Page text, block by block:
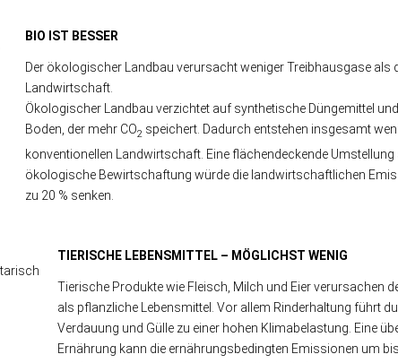
BIO IST BESSER
Der ökologischer Landbau verursacht weniger Treibhausgase als
Landwirtschaft.
Ökologischer Landbau verzichtet auf synthetische Düngemittel
Boden, der mehr CO2 speichert. Dadurch entstehen insgesamt
konventionellen Landwirtschaft. Eine flächendeckende
ökologische Bewirtschaftung würde die landwirtschaftlichen
zu 20 % senken.
TIERISCHE LEBENSMITTEL – MÖGLICHST WENIG
Tierische Produkte wie Fleisch, Milch und Eier verursachen
als pflanzliche Lebensmittel. Vor allem Rinderhaltung führt
Verdauung und Gülle zu einer hohen Klimabelastung. Eine
Ernährung kann die ernährungsbedingten Emissionen um